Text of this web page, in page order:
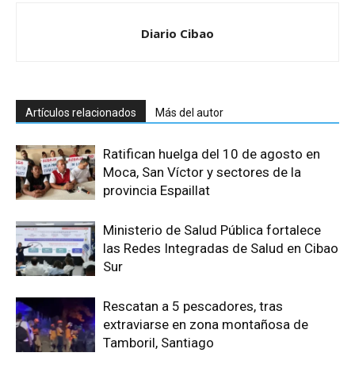
Diario Cibao
Artículos relacionados Más del autor
Ratifican huelga del 10 de agosto en
Moca, San Víctor y sectores de la
provincia Espaillat
Ministerio de Salud Pública fortalece
las Redes Integradas de Salud en Cibao
Sur
Rescatan a 5 pescadores, tras
extraviarse en zona montañosa de
Tamboril, Santiago